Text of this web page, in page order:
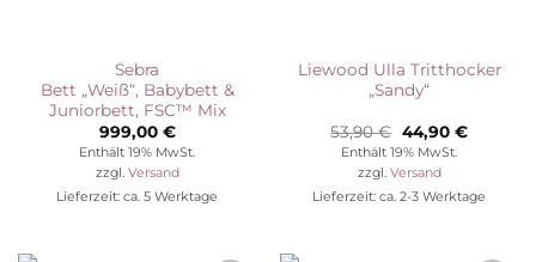
Sebra
Bett „Weiß“, Babybett &
Juniorbett, FSC™ Mix
999,00 €
Enthält 19% MwSt.
zzgl. Versand
Lieferzeit: ca. 5 Werktage
Liewood Ulla Tritthocker
„Sandy“
53,90€ Ursprünglicher
Preis
war:
53,90 €
44,90 €
Enthält 19% MwSt.
zzgl. Versand
Lieferzeit: ca. 2-3 Werktage